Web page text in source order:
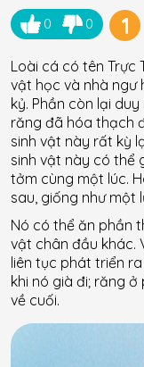
0 0 1
Loài cá có tên Trực
vật học và nhà ngư
kỷ. Phần còn lại
răng đã hóa thạch
sinh vật này rất kỳ
sinh vật này có thể
tởm cùng một lúc.
sau, giống như một
Nó có thể ăn phần
vật chân đầu khác.
liên tục phát triển
khi nó già đi; răng
về cuối.